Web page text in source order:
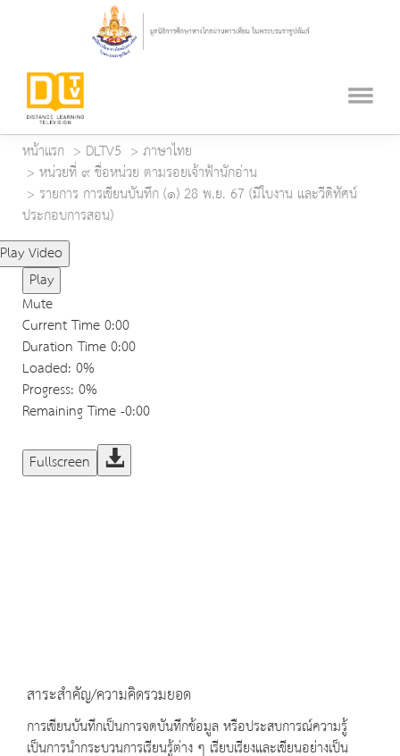
หน้าแรก DLTV5
ภาษาไทย
หน่วยที่ ๙ ชื่อหน่วย ตามรอยเจ้าฟ้านักอ่าน
รายการ การเขียนบันทึก (๑) 28 พ.ย. 67 (มีใบงาน และวีดิทัศน์
ประกอบการสอน)
Play Video
Play
Mute
Current Time0:00
Duration Time0:00
Loaded: 0%
Progress: 0%
Remaining Time-0:00
Fullscreen
สาระสำคัญ/ความคิดรวมยอด
การเขียนบันทึกเป็นการจดบันทึกข้อมูล หรือประสบการณ์ความรู้
เป็นการนำกระบวนการเรียนรู้ต่าง ๆ เรียบเรียงและเขียนอย่างเป็น